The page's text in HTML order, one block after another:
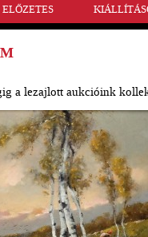
ELŐZETES
a lezajlott aukcióink